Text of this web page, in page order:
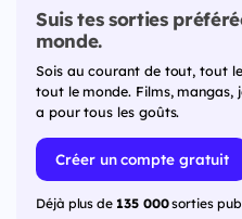
Suis tes sorties
monde.
Sois au courant de tout, tout
tout le monde. Films, mangas,
a pour tous les goûts.
Créer un compte gratuit
Déjà plus de 135 000sorties